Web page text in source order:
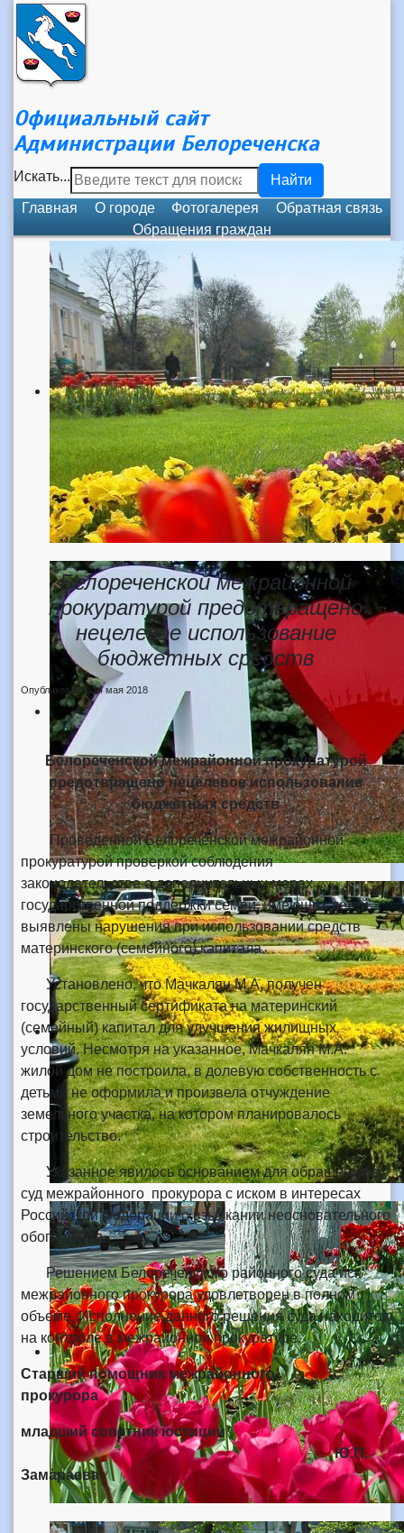
Официальный сайт
Администрации Белореченска
Искать...
Найти
Главная
О городе Фотогалерея
Обратная связь
Обращения граждан
Белореченской межрайонной
прокуратурой предотвращено
нецелевое использование
бюджетных средств
Опубликовано: 14 мая 2018
Белореченской межрайонной прокуратурой
предотвращено нецелевое использование
бюджетных средств
Проведенной Белореченской межрайонной
прокуратурой проверкой соблюдения
законодательства о дополнительных мерах
государственной поддержки семей, имеющих детей
выявлены нарушения при использовании средств
материнского (семейного) капитала.
Установлено, что Мачкалян М.А. получен
государственный сертификата на материнский
(семейный) капитал для улучшения жилищных
условий. Несмотря на указанное, Мачкалян М.А.
жилой дом не построила, в долевую собственность с
детьми не оформила и произвела отчуждение
земельного участка, на котором планировалось
строительство.
Указанное явилось основанием для обращения в
суд межрайонного прокурора с иском в интересах
Российской Федерации о взыскании неосновательного
обогащения.
Решением Белореченского районного суда иск
межрайонного прокурора удовлетворен в полном
объеме. Исполнение данного решения суда находится
на контроле в межрайонной прокуратуре.
Старший помощник межрайонного
прокурора
младший советник юстиции
Ю.П.
Замараева